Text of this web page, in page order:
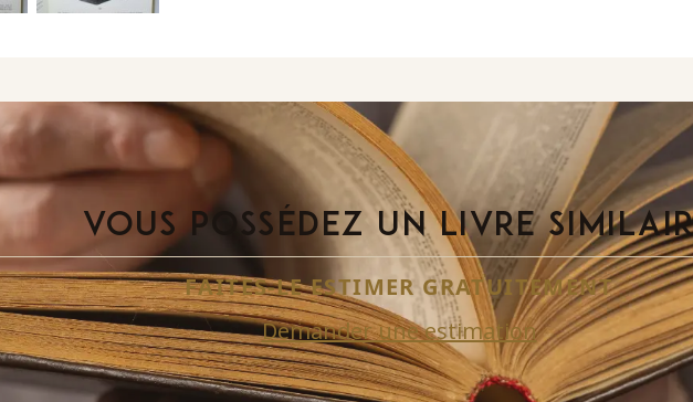
VOUS POSSÉDEZ UN LIVRE
FAITES-LE ESTIMER GRATUITEMENT
Demander une estimation